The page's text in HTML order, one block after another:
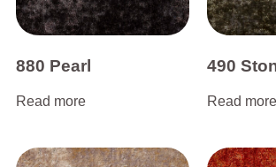
880 Pearl
Read more
490
Read more